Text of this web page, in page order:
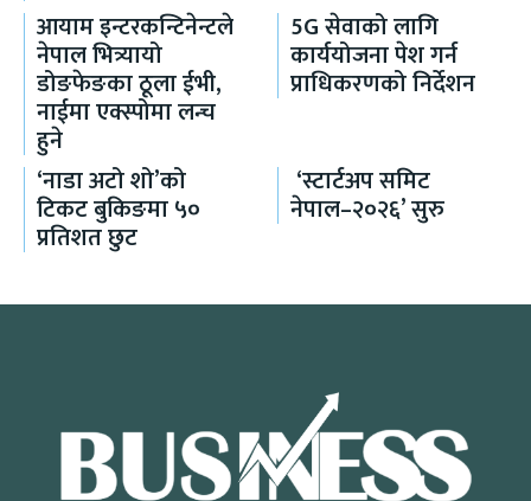
आयाम इन्टरकन्टिनेन्टले
नेपाल भित्र्यायो
डोङफेङका ठूला ईभी,
नाईमा एक्स्पोमा लन्च
हुने
5G सेवाको लागि
कार्ययोजना पेश गर्न
प्राधिकरणको निर्देशन
‘नाडा अटो शो’को
टिकट बुकिङमा ५०
प्रतिशत छुट
‘स्टार्टअप समिट
नेपाल–२०२६’ सुरु